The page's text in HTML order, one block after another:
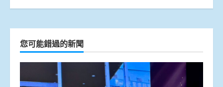
您可能錯過的新聞